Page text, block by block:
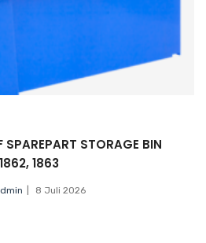
SPAREPART STORAGE BIN
1863
8 Juli 2026